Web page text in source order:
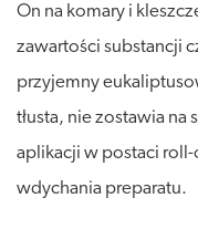
On na komary i
zawartości substancji
przyjemny
tłusta, nie zostawia na
aplikacji w postaci
wdychania preparatu.